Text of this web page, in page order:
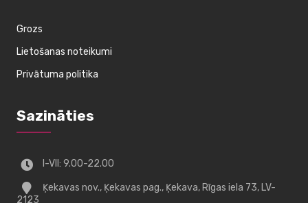
Grozs
Lietošanas noteikumi
Privātuma politika
Sazināties
I-VII: 9.00-22.00
Ķekavas nov., Ķekavas pag., Ķekava, Rīgas iela 73, LV-
2123